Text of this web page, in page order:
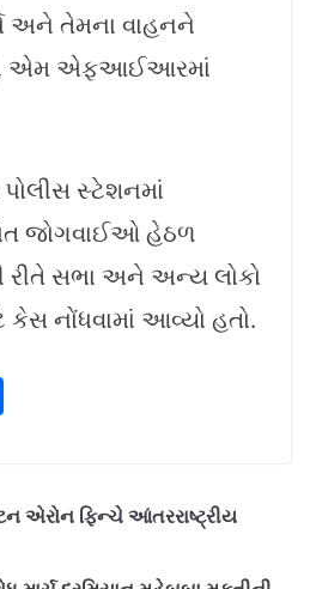
અને તેમના વાહનને
એમ એફઆઈઆરમાં
પોલીસ સ્ટેશનમાં
જોગવાઈઓ હેઠળ
રીતે સભા અને અન્ય લોકો
કેસ નોંધવામાં આવ્યો હતો.
e એરોન ફિન્ચે આંતરરાષ્ટ્રીય